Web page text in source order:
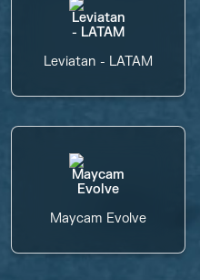
Leviatan - LATAM
Maycam Evolve